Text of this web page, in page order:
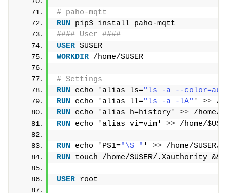
# paho-mqtt
RUN pip3 install paho-mqtt
#### User ####
USER $USER
WORKDIR /home/$USER
# Settings
RUN echo 'alias ls="ls -a --
RUN echo 'alias ll="ls -a -lA" ' >> /
RUN echo 'alias h=history' >> /home/
RUN echo 'alias vi=vim' >> /home/
RUN echo 'PS1="\$ " ' >> /home/$USER/
RUN touch /home/$USER/.Xauthority &&
USER root